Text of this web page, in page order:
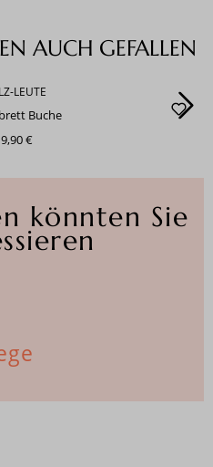
AUCH GEFALLEN
LEUTE
Buche
€
könnten Sie